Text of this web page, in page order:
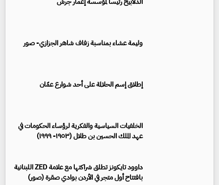
وليمة عشاء بمناسبة زفاف شاهر الجزازي- صور
إطلاق إسم الحلالمة على أحد شوارع عمّان
الخلفيات السياسية والفكرية لرؤساء الحكومات في
عهد الملك الحسين بن طلال (١٩٥٣- ١٩٩٩)
داوود تايكونز تطلق شراكتها مع علامة ZED اللبنانية
بافتتاح أول متجر في الأردن بوادي صقرة (صور)